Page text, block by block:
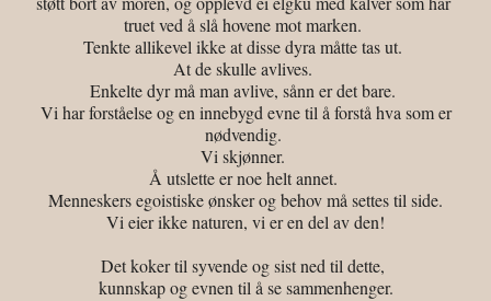
truet ved å slå hovene mot marken.
Tenkte allikevel ikke at disse dyra måtte tas ut.
At de skulle avlives.
Enkelte dyr må man avlive, sånn er det bare.
Vi har forståelse og en innebygd evne til å forstå hva som er
nødvendig.
Vi skjønner.
Å utslette er noe helt annet.
Menneskers egoistiske ønsker og behov må settes til side.
Vi eier ikke naturen, vi er en del av den!
Det koker til syvende og sist ned til dette,
kunnskap og evnen til å se sammenhenger.